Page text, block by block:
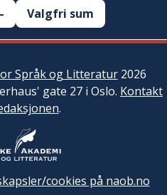
Valgfri sum
Språk og Litteratur2026
gate 27 i Oslo. Kontakt
.
cookies på naob.no